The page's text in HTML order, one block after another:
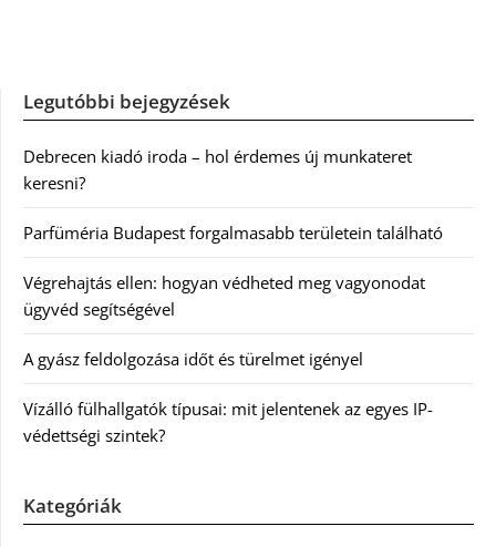
Legutóbbi bejegyzések
Debrecen kiadó iroda – hol érdemes új munkateret
keresni?
Parfüméria Budapest forgalmasabb területein található
Végrehajtás ellen: hogyan védheted meg vagyonodat
ügyvéd segítségével
A gyász feldolgozása időt és türelmet igényel
Vízálló fülhallgatók típusai: mit jelentenek az egyes IP-
védettségi szintek?
Kategóriák